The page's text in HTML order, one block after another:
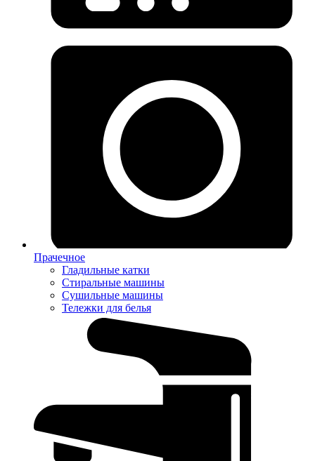
Прачечное
Гладильные катки
Стиральные машины
Сушильные машины
Тележки для белья